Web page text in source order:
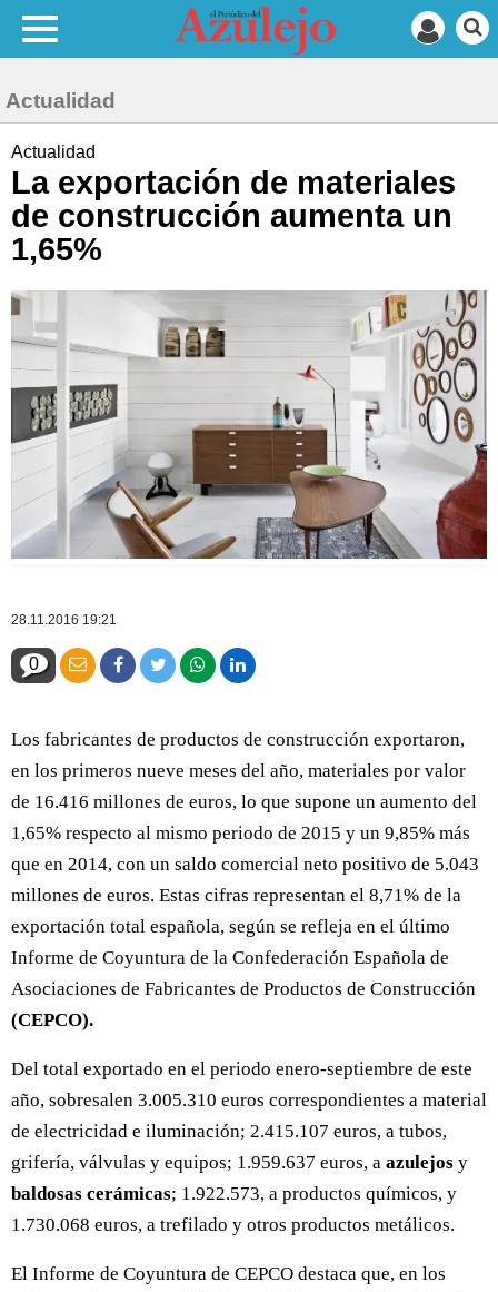
Actualidad
Actualidad
La exportación de materiales
de construcción aumenta un
1,65%
28.11.2016 19:21
0
Los fabricantes de productos de construcción exportaron,
en los primeros nueve meses del año, materiales por valor
de 16.416 millones de euros, lo que supone un aumento del
1,65% respecto al mismo periodo de 2015 y un 9,85% más
que en 2014, con un saldo comercial neto positivo de 5.043
millones de euros. Estas cifras representan el 8,71% de la
exportación total española, según se refleja en el último
Informe de Coyuntura de la Confederación Española de
Asociaciones de Fabricantes de Productos de Construcción
(CEPCO).
Del total exportado en el periodo enero-septiembre de este
año, sobresalen 3.005.310 euros correspondientes a material
de electricidad e iluminación; 2.415.107 euros, a tubos,
grifería, válvulas y equipos; 1.959.637 euros, a azulejos y
baldosas cerámicas; 1.922.573, a productos químicos, y
1.730.068 euros, a trefilado y otros productos metálicos.
El Informe de Coyuntura de CEPCO destaca que, en los